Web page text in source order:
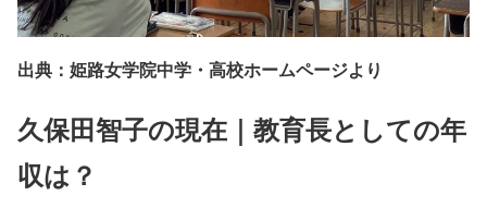
出典：姫路女学院中学・高校ホームページより
久保田智子の現在｜教育長としての年
収は？